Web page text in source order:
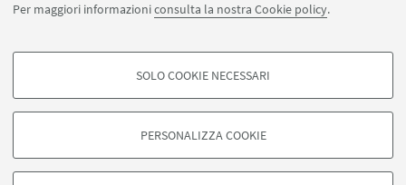
Per maggiori informazioniconsulta la nostra Cookie policy.
COOKIE DI PROFILAZIONE - FACOLTATIVI
degli utenti, creare profili in base al loro comportamento sul sito, per analisi
di marketing.
SOLO COOKIE NECESSARI
PERSONALIZZA COOKIE
Seguici su: